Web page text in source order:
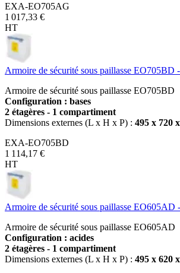
EXA-EO705AG
1 017,33 €
HT
Armoire de sécurité sous paillasse EO705BD
Armoire de sécurité sous paillasse EO705BD
Configuration : bases
2 étagères - 1 compartiment
Dimensions externes (L x H x P) : 495 x 720
EXA-EO705BD
1 114,17 €
HT
Armoire de sécurité sous paillasse EO605AD
Armoire de sécurité sous paillasse EO605AD
Configuration : acides
2 étagères - 1 compartiment
Dimensions externes (L x H x P) : 495 x 620